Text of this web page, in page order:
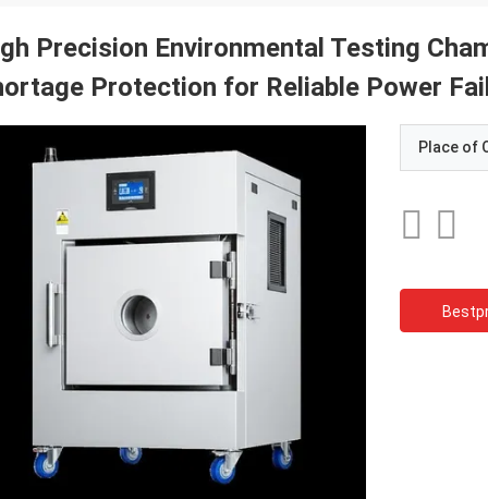
Precision Environmental Testing
Protection for Reliable Power
Place of